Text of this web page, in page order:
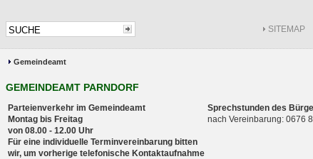
SITEMAP
Gemeindeamt
GEMEINDEAMT PARNDORF
Parteienverkehr im Gemeindeamt
Montag bis Freitag
von 08.00 - 12.00 Uhr
Für eine individuelle Terminvereinbarung bitten
wir, um vorherige telefonische Kontaktaufnahme
Sprechstunden des
nach Vereinbarung: 0676